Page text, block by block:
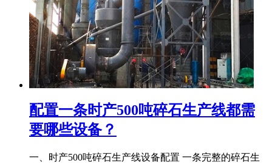
配置一条时产500吨碎石生产线都需
要哪些设备？
一、时产500吨碎石生产线设备配置 一条完整的碎石生